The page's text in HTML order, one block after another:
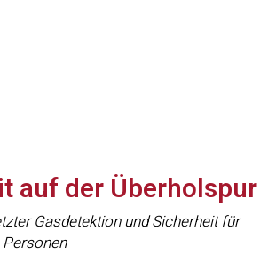
auf der Überholspur
Gasdetektion und Sicherheit für